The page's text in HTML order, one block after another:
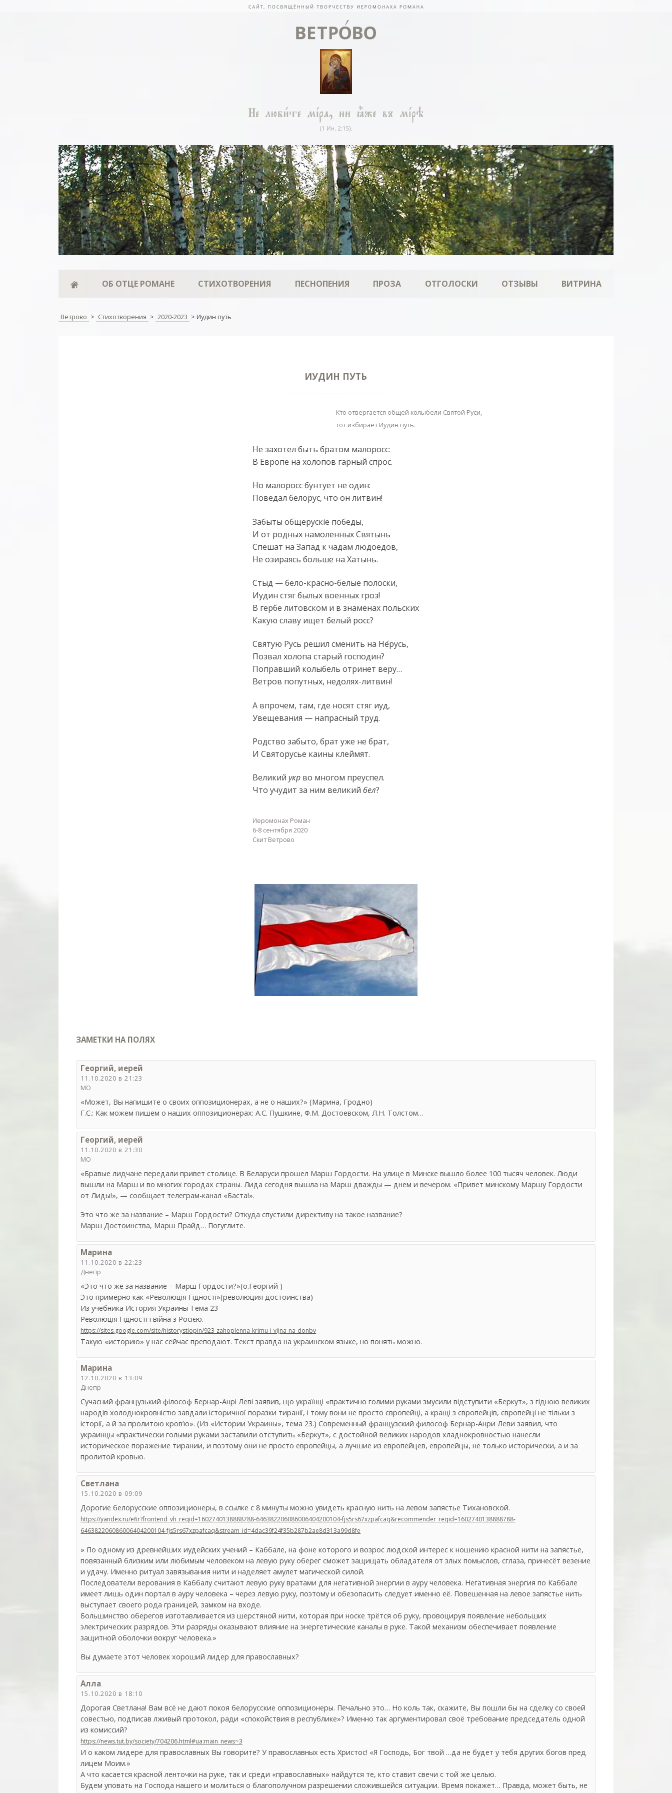
ОБ ОТЦЕ РОМАНЕ СТИХОТВОРЕНИЯ ПЕСНОПЕНИЯ ПРОЗА ОТГОЛОСКИ ОТЗЫВЫ ВИТРИНА
Ветрово > Стихотворения > 2020-2023 > Иудин путь
ИУДИН ПУТЬ
Кто отвергается общей колыбели Святой Руси,
тот избирает Иудин путь.
Не захотел быть братом малоросс:
В Европе на холопов гарный спрос.
Но малоросс бунтует не один:
Поведал белорус, что он литвин!
Забыты общерускiе победы,
И от родных намоленных Святынь
Спешат на Запад к чадам людоедов,
Не озираясь больше на Хатынь.
Стыд — бело-красно-белые полоски,
Иудин стяг былых военных гроз!
В гербе литовском и в знамёнах польских
Какую славу ищет белый росс?
Святую Русь решил сменить на Нерусь,
Позвал холопа старый господин?
Поправший колыбель отринет веру…
Ветров попутных, недолях-литвин!
А впрочем, там, где носят стяг иуд,
Увещевания — напрасный труд.
Родство забыто, брат уже не брат,
И Святорусье каины клеймят.
Великийукр во многом преуспел.
Что учудит за ним великийбел?
Иеромонах Роман
6-8 сентября 2020
Скит Ветрово
ЗАМЕТКИ НА ПОЛЯХ
Георгий, иерей
11.10.2020 в 21:23
МО
«Может, Вы напишите о своих оппозиционерах, а не о наших?» (Марина, Гродно)
Г.С.: Как можем пишем о наших оппозиционерах: А.С. Пушкине, Ф.М. Достоевском, Л.Н. Толстом…
Георгий, иерей
11.10.2020 в 21:30
МО
«Бравые лидчане передали привет столице. В Беларуси прошел Марш Гордости. На улице в Минске вышло более 100 тысяч человек. Люди
вышли на Марш и во многих городах страны. Лида сегодня вышла на Марш дважды — днем и вечером. «Привет минскому Маршу Гордости
от Лиды!», — сообщает телеграм-канал «Баста!».
Это что же за название – Марш Гордости? Откуда спустили директиву на такое название?
Марш Достоинства, Марш Прайд… Погуглите.
Марина
11.10.2020 в 22:23
Днепр
«Это что же за название – Марш Гордости?»(о.Георгий )
Это примерно как «Революція Гідності»(революция достоинства)
Из учебника История Украины Тема 23
Революція Гідності і війна з Росією.
https://sites.google.com/site/historystiopin/923-zahoplenna-krimu-i-vijna-na-donbv
Такую «историю» у нас сейчас преподают. Текст правда на украинском языке, но понять можно.
Марина
12.10.2020 в 13:09
Днепр
Сучасний французький філософ Бернар-Анрі Леві заявив, що українці «практично голими руками змусили відступити «Беркут», з гідною великих
народів холоднокровністю завдали історичної поразки тиранії, і тому вони не просто європейці, а кращі з європейців, європейці не тільки з
історії, а й за пролитою кров’ю». (Из «Истории Украины», тема 23.) Современный французский философ Бернар-Анри Леви заявил, что
украинцы «практически голыми руками заставили отступить «Беркут», с достойной великих народов хладнокровностью нанесли
историческое поражение тирании, и поэтому они не просто европейцы, а лучшие из европейцев, европейцы, не только исторически, а и за
пролитой кровью.
Светлана
15.10.2020 в 09:09
Дорогие белорусские оппозиционеры, в ссылке с 8 минуты можно увидеть красную нить на левом запястье Тихановской.
https://yandex.ru/efir?frontend_vh_reqid=1602740138888788-646382206086006404200104-fjs5rs67xzpafcaq&recommender_reqid=1602740138888788-
646382206086006404200104-fjs5rs67xzpafcaq&stream_id=4dac39f24f35b287b2ae8d313a99d8fe
» По одному из древнейших иудейских учений – Каббале, на фоне которого и возрос людской интерес к ношению красной нити на запястье,
повязанный близким или любимым человеком на левую руку оберег сможет защищать обладателя от злых помыслов, сглаза, принесёт везение
и удачу. Именно ритуал завязывания нити и наделяет амулет магической силой.
Последователи верования в Каббалу считают левую руку вратами для негативной энергии в ауру человека. Негативная энергия по Каббале
имеет лишь один портал в ауру человека – через левую руку, поэтому и обезопасить следует именно её. Повешенная на левое запястье нить
выступает своего рода границей, замком на входе.
Большинство оберегов изготавливается из шерстяной нити, которая при носке трётся об руку, провоцируя появление небольших
электрических разрядов. Эти разряды оказывают влияние на энергетические каналы в руке. Такой механизм обеспечивает появление
защитной оболочки вокруг человека.»
Вы думаете этот человек хороший лидер для православных?
Алла
15.10.2020 в 18:10
Дорогая Светлана! Вам всё не дают покоя белорусские оппозиционеры. Печально это… Но коль так, скажите, Вы пошли бы на сделку со своей
совестью, подписав лживый протокол, ради «спокойствия в республике»? Именно так аргументировал своё требование председатель одной
из комиссий?
https://news.tut.by/society/704206.html#ua:main_news~3
И о каком лидере для православных Вы говорите? У православных есть Христос! «Я Господь, Бог твой …да не будет у тебя других богов пред
лицем Моим.»
А что касается красной ленточки на руке, так и среди «православных» найдутся те, кто ставит свечи с той же целью.
Будем уповать на Господа нашего и молиться о благополучном разрешении сложившейся ситуации. Время покажет… Правда, может быть, не